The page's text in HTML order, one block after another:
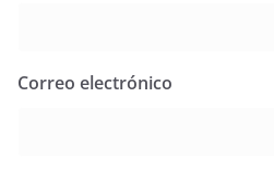
Correo electrónico